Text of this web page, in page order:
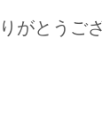
がとうご